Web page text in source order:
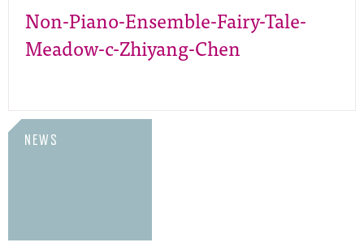
Non-Piano-Ensemble-Fairy-Tale-
Meadow-c-Zhiyang-Chen
NEWS